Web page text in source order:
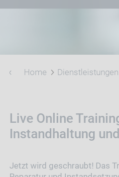
Home Dienstleistungen
Live Online
Instandhaltung
Jetzt wird geschraubt! Das